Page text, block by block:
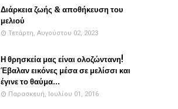
Διάρκεια ζωής & αποθήκευση του
μελιού
Τετάρτη, Αυγούστου 02, 2023
Η θρησκεία μας είναι ολοζώντανη!
Έβαλαν εικόνες μέσα σε μελίσσι και
έγινε το θαύμα...
Παρασκευή, Ιουλίου 01, 2016